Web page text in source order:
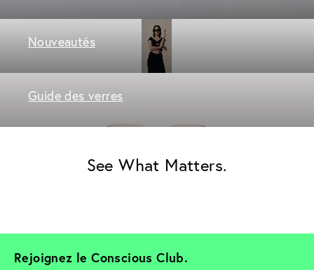
Nouveautés
Guide des verres
See What Matters.
Rejoignez le Conscious Club.